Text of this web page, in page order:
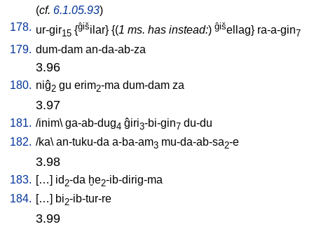
(cf. 6.1.05.93)
178. ur-gir15 {ĝišilar} {(1 ms. has instead:) ĝišellag} ra-a-gin7
179. dum-dam an-da-ab-za
3.96
180. niĝ2 gu erim2-ma dum-dam za
3.97
181. /inim\ ga-ab-dug4 ĝiri3-bi-gin7 du-du
182. /ka\ an-tuku-da a-ba-am3 mu-da-ab-sa2-e
3.98
183. […] id 2-da ḫe2-ib-dirig-ma
184. […] bi2-ib-tur-re
3.99